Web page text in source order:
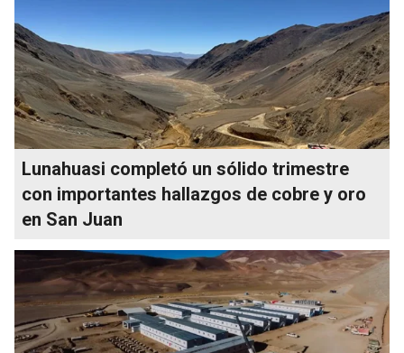
Lunahuasi completó un sólido trimestre
con importantes hallazgos de cobre y oro
en San Juan